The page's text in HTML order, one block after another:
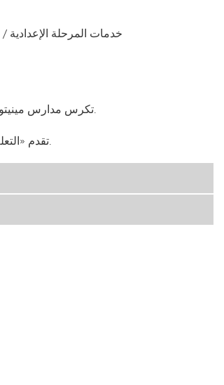
/ خدمات المرحلة الإعدادية
تكرس مدارس مينيتونكا العامة جهودها لتلبية الاحتياجات الأكاديمية الفريدة والفردية لكل طالب.
تقدم «التعلم المتقدم» البرامج والخدمات التالية لطلاب المدارس الإعدادية والمعلمين.